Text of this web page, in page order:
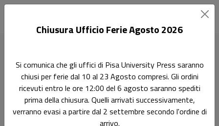
Giuseppe Conti
Pagina di Giuseppe Conti
Chiusura Ufficio Ferie Agosto 2026
Si comunica che gli uffici di Pisa University Press saranno
chiusi per ferie dal 10 al 23 Agosto compresi. Gli ordini
ricevuti entro le ore 12:00 del 6 agosto saranno spediti
prima della chiusura. Quelli arrivati successivamente,
verranno evasi a partire dal 2 settembre secondo l'ordine di
arrivo.